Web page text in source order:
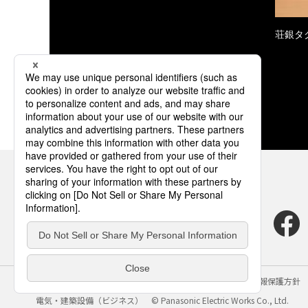
荘銀タ
サイトのご利用にあたって クッキーポリシー
個人情報保護方針
電気・建築設備（ビジネス）
© Panasonic Electric Works Co., Ltd.